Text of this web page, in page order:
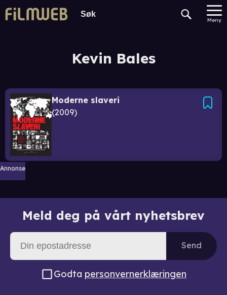
Meny
Kevin Bales
Moderne slaveri
2009
Annonse
Meld deg på vårt nyhetsbrev
Send
Godta personvernerklæringen